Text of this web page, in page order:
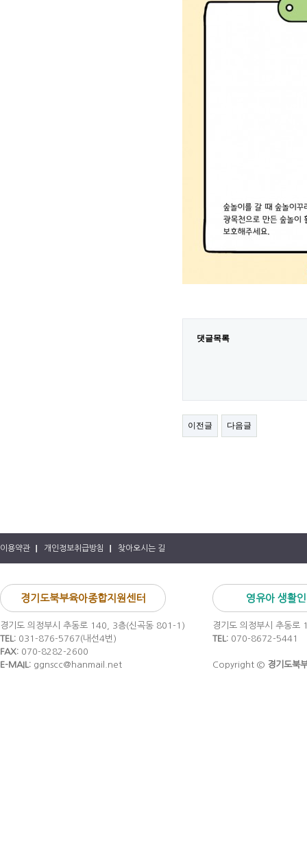
댓글목록
이전글 다음글
이용약관 개인정보취급방침 찾아오시는 길
경기도북부육아종합지원센터
경기도 의정부시 추동로 140, 3층(신곡동 801-1)
TEL: 031-876-5767(내선4번)
FAX: 070-8282-2600
E-MAIL: ggnscc@hanmail.net
영유아 생활
경기도 의정부시 추동
TEL: 070-8672-5441
Copyright © 경기도북